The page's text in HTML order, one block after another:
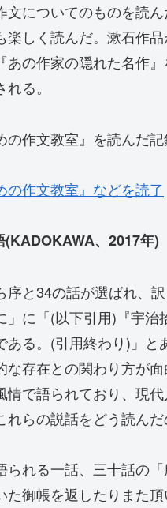
についてのものを読
しく読んだ。漱石作
あの作家の隠れた名作
る。
の作文教室』を読んだ記
作文教室』などを読了
、2017年)
と34の話が選ばれ、
」に「(以下引用)『宇
ある。(引用終わり)」
な存在との関わり方が
で語られており、現
らの説話をどう読ん
れる一話、三十話の
御帳を返したりまた